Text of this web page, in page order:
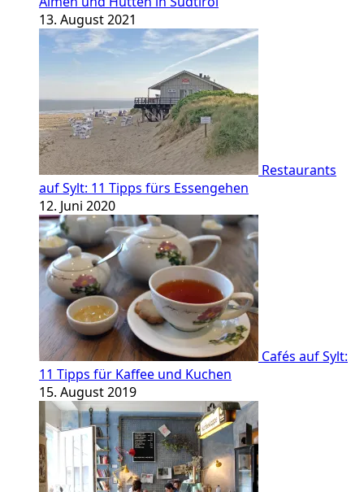
13. August 2021
Restaurants
auf Sylt: 11 Tipps fürs Essengehen
12. Juni 2020
Cafés auf Sylt:
11 Tipps für Kaffee und Kuchen
15. August 2019